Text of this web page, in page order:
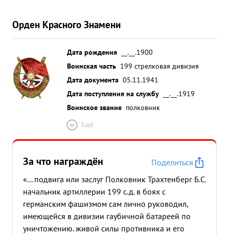
Орден Красного Знамени
Дата рождения
__.__.1900
Воинская часть 199 стрелковая дивизия
Дата документа 05.11.1941
Дата поступления на службу
__.__.1919
Воинское звание полковник
Ещё
За что награждён
Поделиться
«... подвига или заслуг Полковник Трахтенберг Б.С.
начальник артиллерии 199 с.д. в боях с
германским фашизмом сам лично руководил,
имеющейся в дивизии гаубичной батареей по
уничтожению. живой силы противника и его